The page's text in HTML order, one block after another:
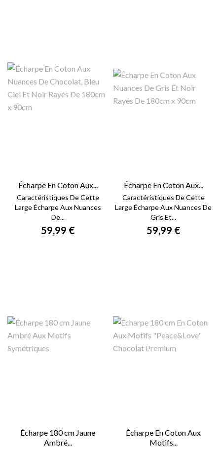
Écharpe En Coton Aux...
Caractéristiques De Cette
Large Écharpe Aux Nuances
De...
59,99 €
Écharpe En Coton Aux...
Caractéristiques De Cette
Large Écharpe Aux Nuances De
Gris Et...
59,99 €
Écharpe 180 cm Jaune
Ambré...
Écharpe En Coton Aux
Motifs...